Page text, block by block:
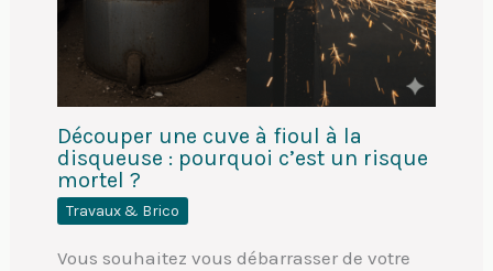
Découper une cuve à fioul à la
disqueuse : pourquoi c’est un risque
mortel ?
Travaux & Brico
Vous souhaitez vous débarrasser de votre